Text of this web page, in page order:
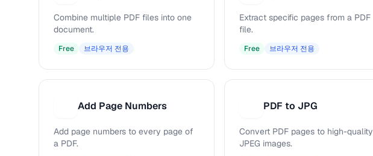
Combine multiple PDF files into one
document.
Free 브라우저 전용
Extract specific pages from a PDF
file.
Free 브라우저 전용
Add Page Numbers
Add page numbers to every page of
a PDF.
PDF to JPG
Convert PDF pages to high-quality
JPEG images.